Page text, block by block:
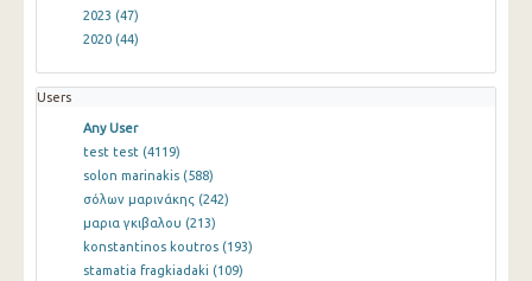
2023 (47)
2020 (44)
Users
Any User
test test (4119)
solon marinakis (588)
σόλων μαρινάκης (242)
μαρια γκιβαλου (213)
konstantinos koutros (193)
stamatia fragkiadaki (109)